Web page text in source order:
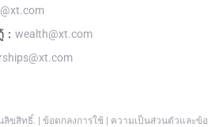
to friends and family in
： wealth@xt.com
ลิขสิทธิ์. ข้อตกลงการใช้ ความเป็นส่วนตัวและข้อ